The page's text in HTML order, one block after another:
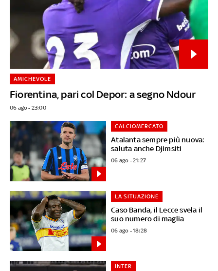
Fiorentina, pari col Depor: a segno Ndour
AMICHEVOLE
06 ago - 23:00
Atalanta sempre più nuova:
saluta anche Djimsiti
CALCIOMERCATO
06 ago - 21:27
Caso Banda, il Lecce svela il
suo numero di maglia
LA SITUAZIONE
06 ago - 18:28
INTER